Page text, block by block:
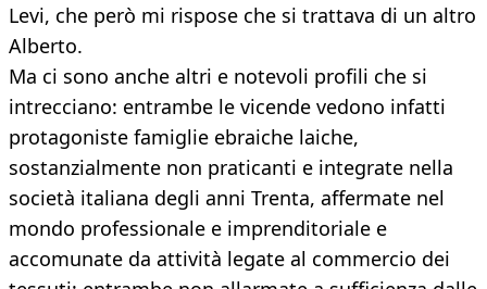
Levi, che però mi rispose che si trattava di un altro
Alberto.
Ma ci sono anche altri e notevoli profili che si
intrecciano: entrambe le vicende vedono infatti
protagoniste famiglie ebraiche laiche,
sostanzialmente non praticanti e integrate nella
società italiana degli anni Trenta, affermate nel
mondo professionale e imprenditoriale e
accomunate da attività legate al commercio dei